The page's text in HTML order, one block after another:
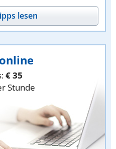
lesen
€ 35
Stunde